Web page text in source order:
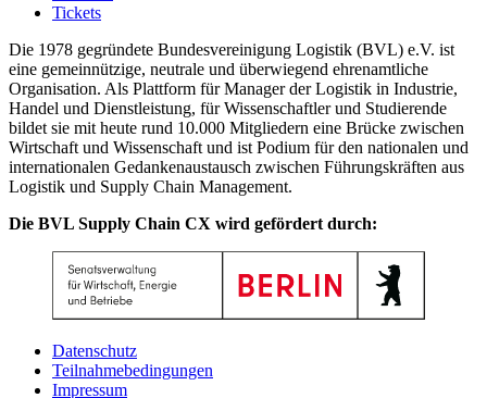
Tickets
Die 1978 gegründete Bundesvereinigung Logistik (BVL) e.V. ist
eine gemeinnützige, neutrale und überwiegend ehrenamtliche
Organisation. Als Plattform für Manager der Logistik in Industrie,
Handel und Dienstleistung, für Wissenschaftler und Studierende
bildet sie mit heute rund 10.000 Mitgliedern eine Brücke zwischen
Wirtschaft und Wissenschaft und ist Podium für den nationalen und
internationalen Gedankenaustausch zwischen Führungskräften aus
Logistik und Supply Chain Management.
Die BVL Supply Chain CX wird gefördert durch:
Datenschutz
Teilnahmebedingungen
Impressum